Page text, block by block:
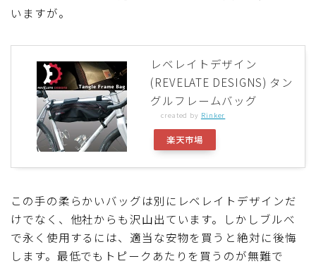
いますが。
レベレイトデザイン
(REVELATE DESIGNS) タン
グルフレームバッグ
created by Rinker
楽天市場
この手の柔らかいバッグは別にレベレイトデザインだ
けでなく、他社からも沢山出ています。しかしブルべ
で永く使用するには、適当な安物を買うと絶対に後悔
します。最低でもトピークあたりを買うのが無難で